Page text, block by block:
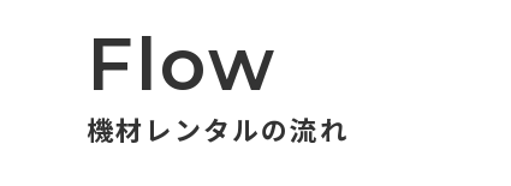
Flow
機材レンタルの流れ